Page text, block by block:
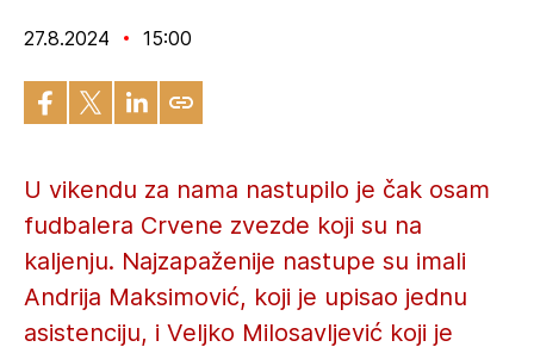
27.8.2024 15:00
U vikendu za nama nastupilo je čak osam
fudbalera Crvene zvezde koji su na
kaljenju. Najzapaženije nastupe su imali
Andrija Maksimović, koji je upisao jednu
asistenciju, i Veljko Milosavljević koji je